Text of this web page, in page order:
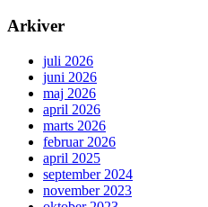
Arkiver
juli 2026
juni 2026
maj 2026
april 2026
marts 2026
februar 2026
april 2025
september 2024
november 2023